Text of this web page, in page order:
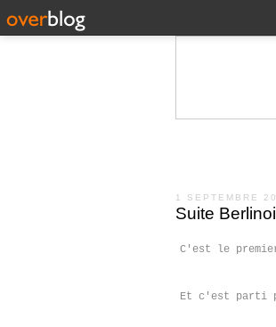
1 SEPTEMBRE
Suite
C'est le
Et c'est parti